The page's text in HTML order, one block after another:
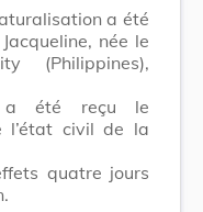
a été
née le
(Philippines),
a été reçu le
l’état civil de la
quatre jours